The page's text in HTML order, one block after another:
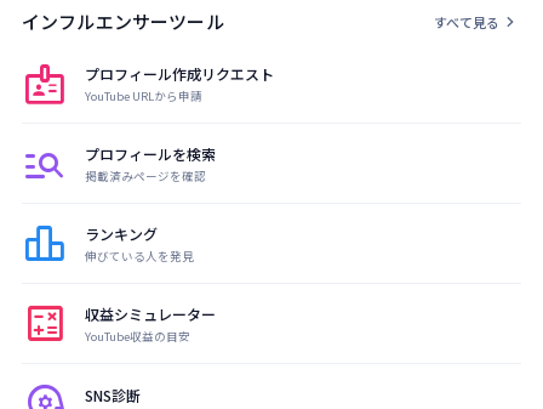
インフルエンサーツール すべて見る chevron_right
badge プロフィール作成リクエスト
YouTube URLから申請
manage_search プロフィールを検索
掲載済みページを確認
leaderboard ランキング
伸びている人を発見
calculate 収益シミュレーター
YouTube収益の目安
SNS診断